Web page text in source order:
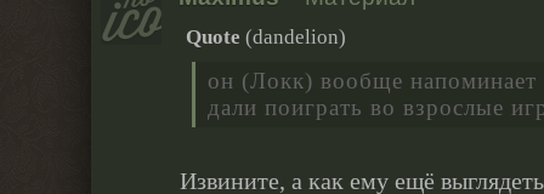
Quote (dandelion)
он (Локк) вообще напоминает
дали поиграть во взрослые
Извините, а как ему ещё